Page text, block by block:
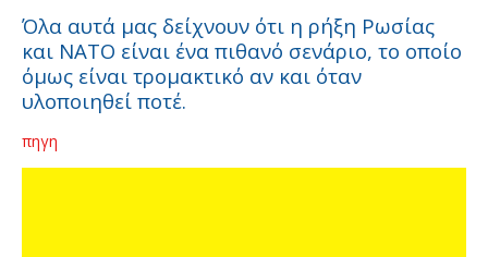
Όλα αυτά μας δείχνουν ότι η ρήξη Ρωσίας
και ΝΑΤΟ είναι ένα πιθανό σενάριο, το οποίο
όμως είναι τρομακτικό αν και όταν
υλοποιηθεί ποτέ.
πηγη